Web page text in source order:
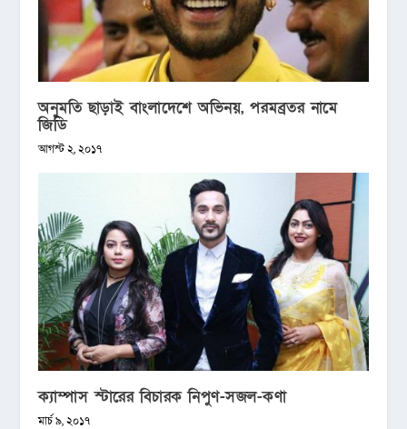
অনুমতি ছাড়াই বাংলাদেশে অভিনয়, পরমব্রতর নামে
জিডি
আগস্ট ২, ২০১৭
ক্যাম্পাস স্টারের বিচারক নিপুণ-সজল-কণা
মার্চ ৯, ২০১৭